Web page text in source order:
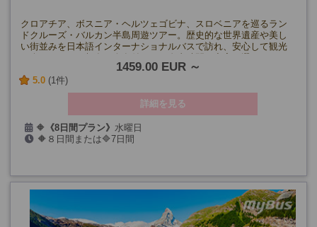
クロアチア、ボスニア・ヘルツェゴビナ、スロベニアを巡るラン
ドクルーズ・バルカン半島周遊ツアー。歴史的な世界遺産や美し
い街並みを日本語インターナショナルバスで訪れ、安心して観光
が楽しめます。朝食・夕食付きで、自由時間も充実。選べる7日
1459.00 EUR
5.0 (1件)
詳細を見る
🔶 《8日間プラン》水曜日
4/1・15、5/6・20、6/3・17、
2027年:1/6、2/3・17、3/17
4/3・17、5/8・22、6/5・19、7/3・17、8/7・21、9/4・18、
10/2・16・30、
🔶８日間または🔷7日間